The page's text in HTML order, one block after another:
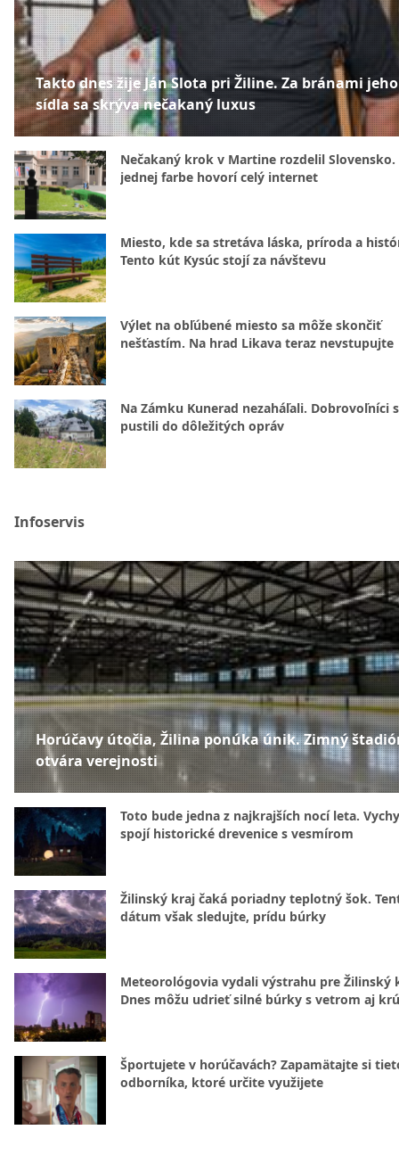
Takto dnes žije Ján Slota pri Žiline. Za bránami jeho
sídla sa skrýva nečakaný luxus
Nečakaný krok v Martine rozdelil Slovensko.
jednej farbe hovorí celý internet
Miesto, kde sa stretáva láska, príroda a
Tento kút Kysúc stojí za návštevu
Výlet na obľúbené miesto sa môže skončiť
nešťastím. Na hrad Likava teraz nevstupujte
Na Zámku Kunerad nezaháľali. Dobrovoľníci
pustili do dôležitých opráv
Infoservis
Horúčavy útočia, Žilina ponúka únik. Zimný
otvára verejnosti
Toto bude jedna z najkrajších nocí leta.
spojí historické drevenice s vesmírom
Žilinský kraj čaká poriadny teplotný šok.
dátum však sledujte, prídu búrky
Meteorológovia vydali výstrahu pre Žilinský
Dnes môžu udrieť silné búrky s vetrom aj
Športujete v horúčavách? Zapamätajte si
odborníka, ktoré určite využijete